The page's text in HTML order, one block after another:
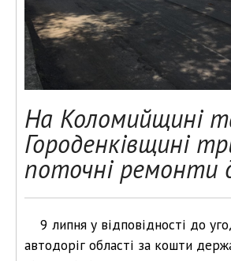
На Коломийщині
Городенківщині
поточні ремонти
9 липня у відповідності до
автодоріг області за кошти